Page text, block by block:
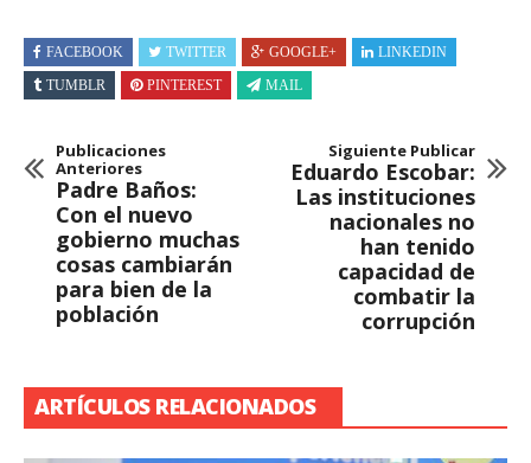
FACEBOOK TWITTER GOOGLE+
LINKEDIN
TUMBLR
PINTEREST MAIL
Publicaciones
Anteriores
Padre Baños:
Con el nuevo
gobierno muchas
cosas cambiarán
para bien de la
población
Siguiente Publicar
Eduardo Escobar:
Las instituciones
nacionales no
han tenido
capacidad de
combatir la
corrupción
ARTÍCULOS RELACIONADOS